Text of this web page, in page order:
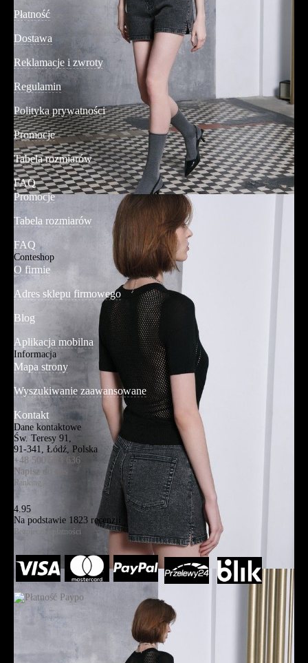
Płatność
Dostawa
Reklamacje i zwroty
Regulamin
Polityka prywatności
Promocje
Tabela rozmiarów
FAQ
Promocje
Tabela rozmiarów
FAQ
Conteshop
O firmie
Adres sklepu firmowego
Blog
Aplikacja mobilna
Informacja
Mapa strony
Wyszukiwanie zaawansowane
Kontakt
Dane kontaktowe
Św. Teresy 91,
91-341, Łódź, Polska
+48 500 503 636
Napisz do nas
Ranking
4.95
Na podstawie 1823 recenzji
Bezpieczne płatności